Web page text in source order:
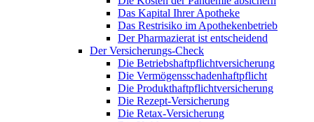
Das Kapital Ihrer Apotheke
Das Restrisiko im Apothekenbetrieb
Der Pharmazierat ist entscheidend
Der Versicherungs-Check
Die Betriebshaftpflichtversicherung
Die Vermögensschadenhaftpflicht
Die Produkthaftpflichtversicherung
Die Rezept-Versicherung
Die Retax-Versicherung